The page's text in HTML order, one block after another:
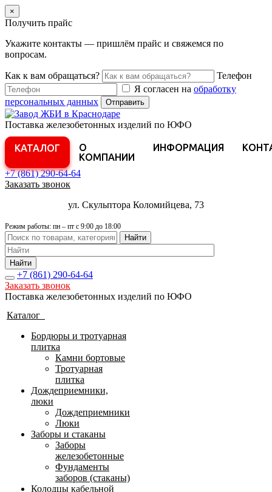
×
Получить прайс
Укажите контакты — пришлём прайс и свяжемся по
вопросам.
Как к вам обращаться?
Телефон
Я согласен на обработку
персональных данных
Отправить
Поставка железобетонных изделий по ЮФО
КАТАЛОГ
О
КОМПАНИИ
ИНФОРМАЦИЯ
+7 (861)290-64-64
Заказать звонок
ул. Скульптора Коломийцева, 73
Режим работы: пн – пт с 9:00 до 18:00
Найти
Найти
+7 (861) 290-64-64
Заказать звонок
Поставка железобетонных изделий по ЮФО
Каталог
Бордюры и тротуарная
плитка
Камни бортовые
Тротуарная
плитка
Дождеприемники,
люки
Дождеприемники
Люки
Заборы и стаканы
Заборы
железобетонные
Фундаменты
заборов (стаканы)
Колодцы кабельной